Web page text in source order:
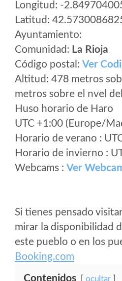
Longitud: -
Latitud:
Ayuntamiento:
Comunidad: La Rioja
Código postal: Ver
Altitud: 478 metros
metros sobre el nvel
Huso horario de Haro
UTC +1:00 (Europe/
Horario de verano :
Horario de invierno :
Webcams : Ver
Si tienes pensado
mirar la disponibilidad
este pueblo o en los
Booking.com
Contenidos ocultar